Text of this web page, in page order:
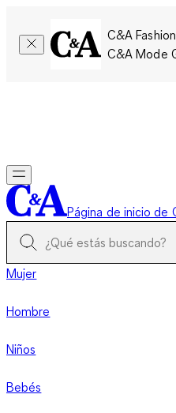
C&A
C&A Mode
Página de inicio de
Mujer
Hombre
Niños
Bebés